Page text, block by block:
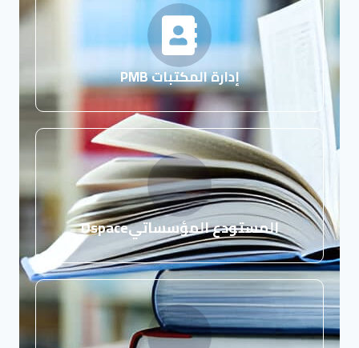
إدارة المكتبات PMB
المستودع المؤسساتيDspace